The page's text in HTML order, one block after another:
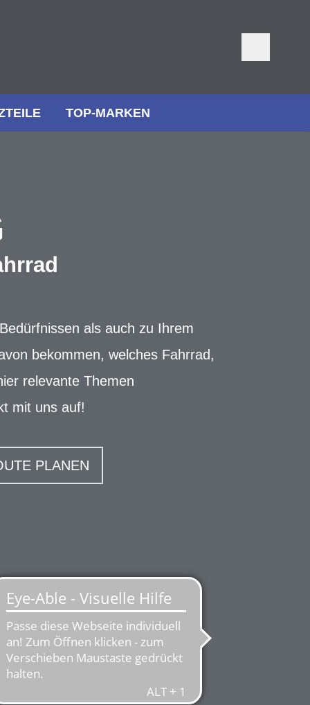
TOP-MARKEN
als auch zu Ihrem
bekommen, welches Fahrrad,
relevante Themen
mit uns auf!
PLANEN